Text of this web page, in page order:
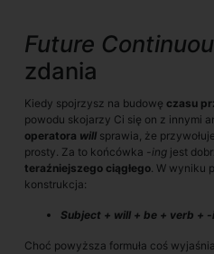
Future
zdania
Kiedy spojrzysz na budowę czasu
powodu skojarzy Ci się on z innymi
operatora will sprawia, że
prosty. Za to końcówka -ing jest
teraźniejszego ciągłego. W wyniku
konstrukcja:
Subject + will + be + verb + -
Choć powyższa formuła coś